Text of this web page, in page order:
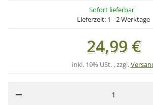
Sofort lieferbar
Lieferzeit: 1 - 2 Werktage
24,99 €
inkl. 19% USt. , zzgl.